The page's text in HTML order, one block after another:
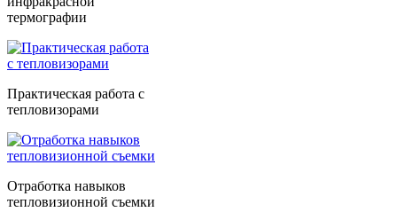
термографии
Практическая работа с
тепловизорами
Отработка навыков
тепловизионной съемки